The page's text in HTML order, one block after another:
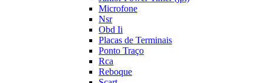
Microfone
Nsr
Obd Ii
Placas de Terminais
Ponto Traço
Rca
Reboque